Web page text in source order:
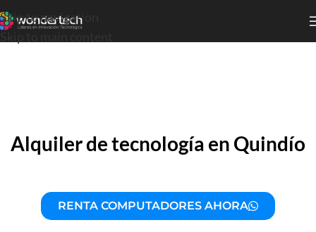
Skip to navigation
Alquiler de tecnología en Quindío
RENTA COMPUTADORES AHORA